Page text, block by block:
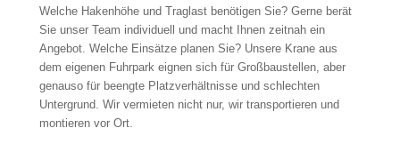
Welche Hakenhöhe und Traglast benötigen Sie? Gerne berät
Sie unser Team individuell und macht Ihnen zeitnah ein
Angebot. Welche Einsätze planen Sie? Unsere Krane aus
dem eigenen Fuhrpark eignen sich für Großbaustellen, aber
genauso für beengte Platzverhältnisse und schlechten
Untergrund. Wir vermieten nicht nur, wir transportieren und
montieren vor Ort.